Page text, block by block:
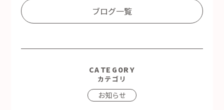
ブログ一覧
CATEGORY
カテゴリ
お知らせ